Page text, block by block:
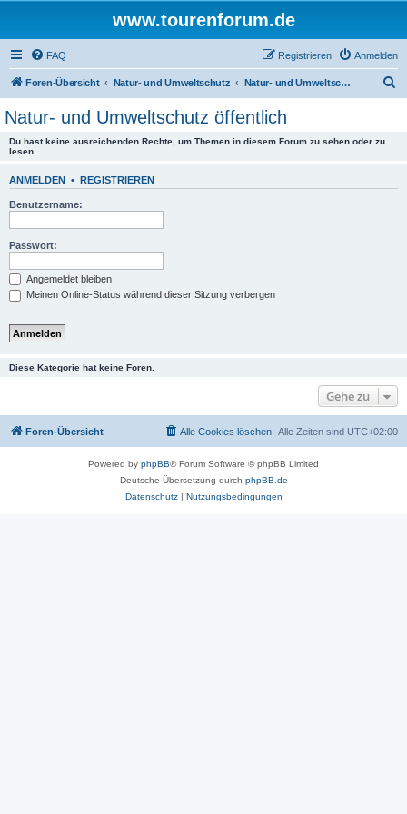
www.tourenforum.de
FAQ Anmelden
Registrieren
Foren-Übersicht Natur- und Umweltschutz Natur- und Umweltschutz öffentlich
Natur- und Umweltschutz öffentlich
Du hast keine ausreichenden Rechte, um Themen in diesem Forum zu sehen oder zu
lesen.
ANMELDEN • REGISTRIEREN
Benutzername:
Passwort:
Angemeldet bleiben
Meinen Online-Status während dieser Sitzung verbergen
Diese Kategorie hat keine Foren.
Gehe zu
Foren-Übersicht Alle Zeiten sind UTC+02:00
Alle Cookies löschen
Powered by phpBB® Forum Software © phpBB Limited
Deutsche Übersetzung durch phpBB.de
Datenschutz| Nutzungsbedingungen